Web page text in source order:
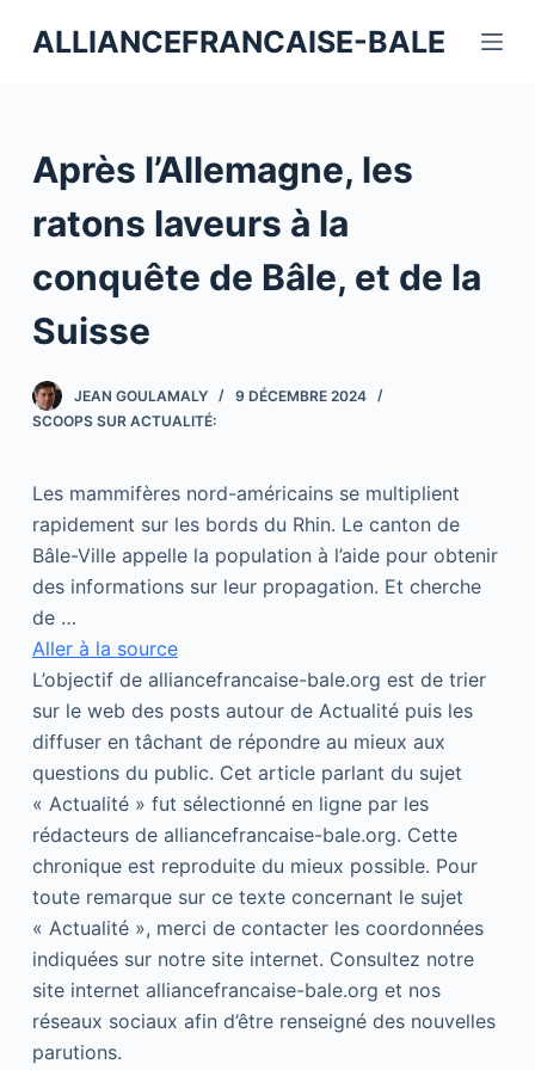
a
a
c
n
e
n
ALLIANCEFRANCAISE-BALE
Après l’Allemagne, les
ratons laveurs à la
conquête de Bâle, et de la
Suisse
JEAN GOULAMALY
9 DÉCEMBRE 2024
SCOOPS SUR ACTUALITÉ:
Les mammifères nord-américains se multiplient
rapidement sur les bords du Rhin. Le canton de
Bâle-Ville appelle la population à l’aide pour obtenir
des informations sur leur propagation. Et cherche
de …
Aller à la source
L’objectif de alliancefrancaise-bale.org est de trier
sur le web des posts autour de Actualité puis les
diffuser en tâchant de répondre au mieux aux
questions du public. Cet article parlant du sujet
« Actualité » fut sélectionné en ligne par les
rédacteurs de alliancefrancaise-bale.org. Cette
chronique est reproduite du mieux possible. Pour
toute remarque sur ce texte concernant le sujet
« Actualité », merci de contacter les coordonnées
indiquées sur notre site internet. Consultez notre
site internet alliancefrancaise-bale.org et nos
réseaux sociaux afin d’être renseigné des nouvelles
parutions.